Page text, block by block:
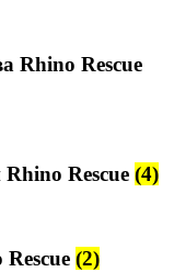
Rhino Rescue
Rescue (4)
(2)